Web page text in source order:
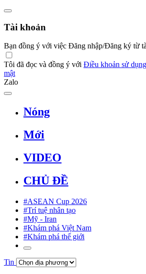
Tài khoản
Bạn đồng ý với việc Đăng nhập/Đăng ký từ
Tôi đã đọc và đồng ý với Điều khoản sử dụng
mật
Zalo
Nóng
Mới
VIDEO
CHỦ ĐỀ
#ASEAN Cup 2026
#Trí tuệ nhân tạo
#Mỹ - Iran
#Khám phá Việt Nam
#Khám phá thế giới
Tin